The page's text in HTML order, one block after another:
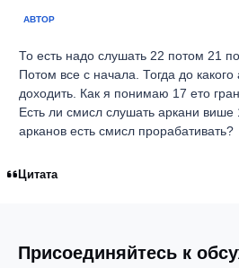
АВТОР
То есть надо слушать 22 потом 21
Потом все с начала. Тогда до
доходить. Как я понимаю 17 ето
Есть ли смисл слушать аркани више
арканов есть смисл прорабативать?
Цитата
Присоединяйтесь к